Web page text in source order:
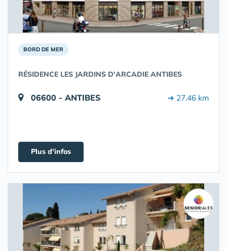
BORD DE MER
RÉSIDENCE LES JARDINS D'ARCADIE ANTIBES
06600 - ANTIBES ➔ 27.46 km
Plus d'infos